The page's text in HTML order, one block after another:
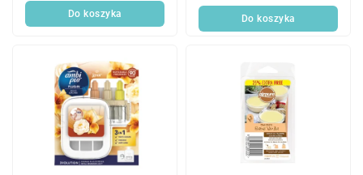
Do koszyka Do koszyka